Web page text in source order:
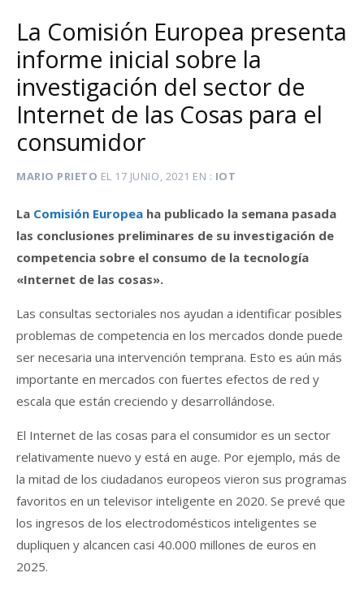
La Comisión Europea presenta
informe inicial sobre la
investigación del sector de
Internet de las Cosas para el
consumidor
MARIO PRIETO EL 17 JUNIO, 2021 EN IOT
La Comisión Europea ha publicado la semana pasada
las conclusiones preliminares de su investigación de
competencia sobre el consumo de la tecnología
«Internet de las cosas».
Las consultas sectoriales nos ayudan a identificar posibles
problemas de competencia en los mercados donde puede
ser necesaria una intervención temprana. Esto es aún más
importante en mercados con fuertes efectos de red y
escala que están creciendo y desarrollándose.
El Internet de las cosas para el consumidor es un sector
relativamente nuevo y está en auge. Por ejemplo, más de
la mitad de los ciudadanos europeos vieron sus programas
favoritos en un televisor inteligente en 2020. Se prevé que
los ingresos de los electrodomésticos inteligentes se
dupliquen y alcancen casi 40.000 millones de euros en
2025.